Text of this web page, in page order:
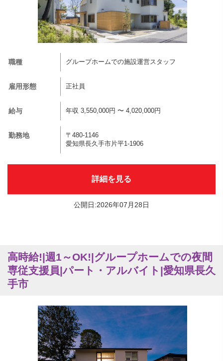
職種 グループホームでの施設運営スタッフ
雇用形態 正社員
給与 年収 3,550,000円 〜 4,020,000円
勤務地
〒480-1146
愛知県長久手市片平1-1906
詳細を見る
公開日:2026年07月28日
高時給!|週1～OK!|グループホームでの夜間
専従支援員|パート・アルバイト|愛知県長久
手市